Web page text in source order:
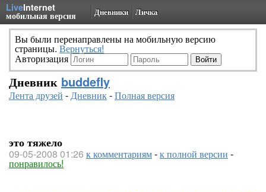
LiveInternet
мобильная версия Дневники Личка
Вы были перенаправлены на мобильную версию
страницы. Вернуться!
Авторизация
Дневник buddefly
Лента друзей -Дневник-Полная версия
это тяжело
09-05-2008 01:26 к комментариям-к полной версии -
понравилось!